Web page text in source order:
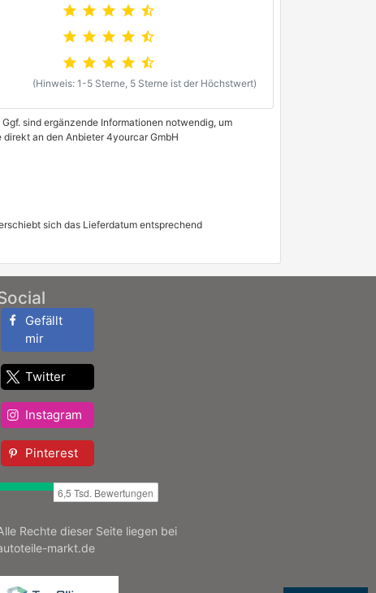
star star star star star_half
star star star star star_half
star star star star star_half
(Hinweis: 1-5 Sterne, 5 Sterne ist der Höchstwert)
sind ergänzende Informationen notwendig, um
an den Anbieter 4yourcar GmbH
sich das Lieferdatum entsprechend
Gefällt
mir
Twitter
Instagram
Pinterest
Rechte dieser Seite liegen bei
markt.de